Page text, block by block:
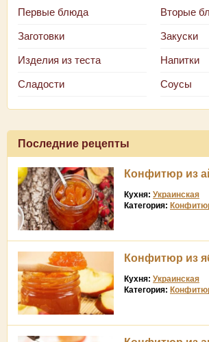
Первые блюда Вторые
Заготовки Закуски
Изделия из теста Напитки
Сладости Соусы
Последние рецепты
Конфитюр из
Кухня: Украинская
Категория:
Конфитюр из
Кухня: Украинская
Категория: